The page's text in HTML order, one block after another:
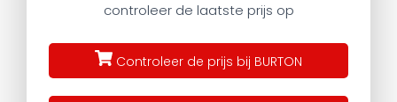
controleer de laatste prijs op
Controleer de prijs bij BURTON